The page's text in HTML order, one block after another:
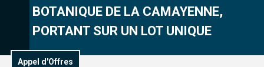
BOTANIQUE DE LA CAMAYENNE,
PORTANT SUR UN LOT UNIQUE
Appel d'Offres